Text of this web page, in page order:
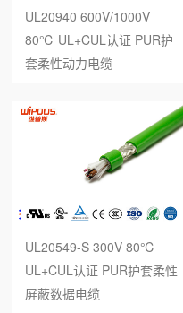
UL20940 600V/1000V
80℃ UL+CUL认证 PUR护
套柔性动力电缆
UL20549-S 300V 80℃
UL+CUL认证 PUR护套柔性
屏蔽数据电缆